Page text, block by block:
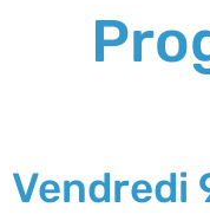
Vendredi